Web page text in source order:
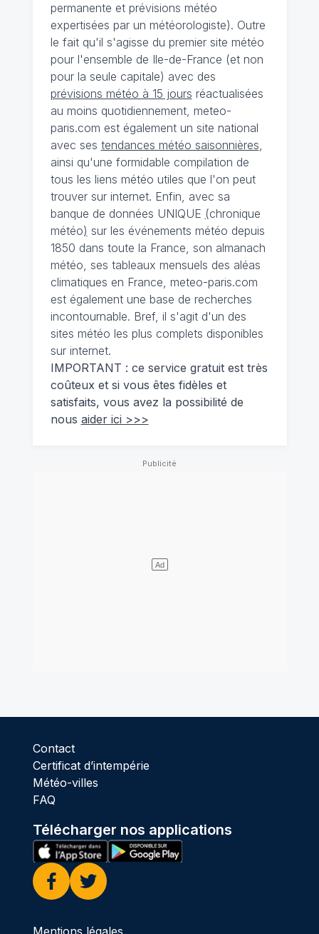
permanente et prévisions météo
expertisées par un météorologiste). Outre
le fait qu'il s'agisse du premier site météo
pour l'ensemble de Ile-de-France (et non
pour la seule capitale) avec des
prévisions météo à 15 jours réactualisées
au moins quotidiennement, meteo-
paris.com est également un site national
avec ses tendances météo saisonnières,
ainsi qu'une formidable compilation de
tous les liens météo utiles que l'on peut
trouver sur internet. Enfin, avec sa
banque de données UNIQUE (chronique
météo) sur les événements météo depuis
1850 dans toute la France, son almanach
météo, ses tableaux mensuels des aléas
climatiques en France, meteo-paris.com
est également une base de recherches
incontournable. Bref, il s'agit d'un des
sites météo les plus complets disponibles
sur internet.
IMPORTANT : ce service gratuit est très
coûteux et si vous êtes fidèles et
satisfaits, vous avez la possibilité de
nous aider ici >>>
Contact
Certificat d’intempérie
Météo-villes
FAQ
Télécharger nos applications
Facebook
Twitter
Mentions légales